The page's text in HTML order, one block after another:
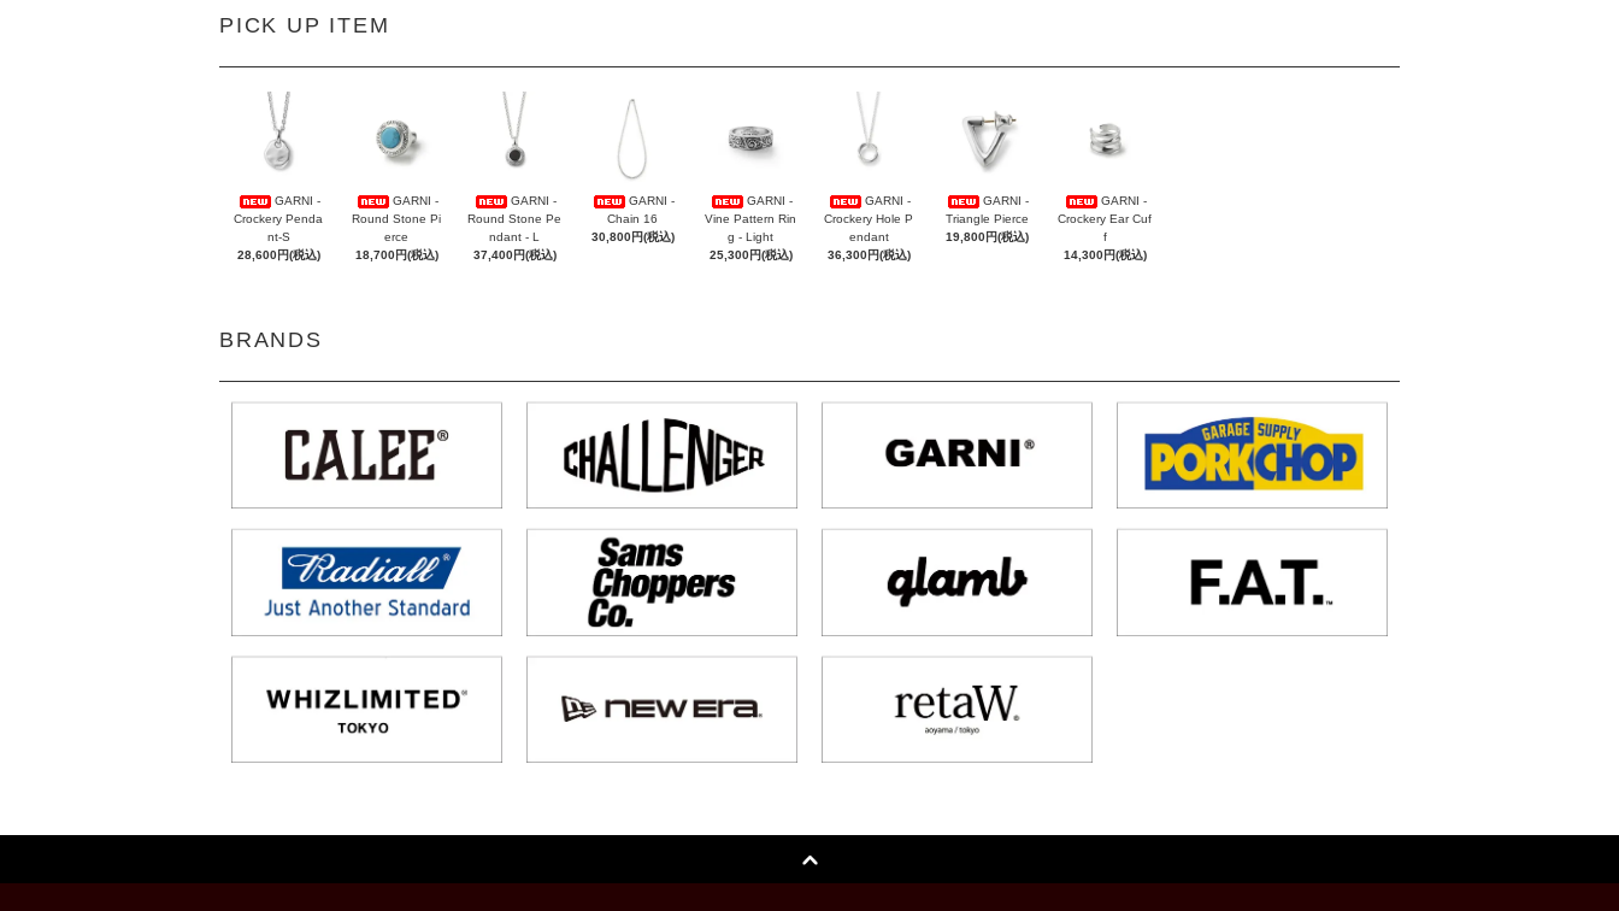
PICK UP ITEM
GARNI -
Crockery Penda
nt-S
28,600円(税込)
GARNI -
Round Stone Pi
erce
18,700円(税込)
GARNI -
Round Stone Pe
ndant - L
37,400円(税込)
GARNI -
Chain 16
30,800円(税込)
GARNI -
Vine Pattern Rin
g - Light
25,300円(税込)
GARNI -
Crockery Hole P
endant
36,300円(税込)
GARNI -
Triangle Pierce
19,800円(税込)
GARNI -
Crockery Ear Cuf
f
14,300円(税込)
BRANDS